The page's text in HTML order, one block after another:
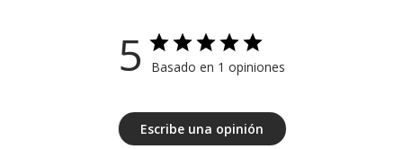
5 Basado en 1 opiniones
Escribe una opinión